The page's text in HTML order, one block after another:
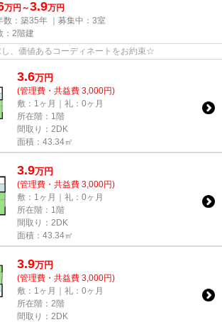
万円～3.9万円
数：築35年 ｜募集中： 3室
：2階建
、価値あるコーディネートをお約束☆
3.6万円
(管理費・共益費 3,000円)
敷：1ヶ月｜礼：0ヶ月
所在階：1階
間取り：2DK
面積：43.34㎡
3.9万円
(管理費・共益費 3,000円)
敷：1ヶ月｜礼：0ヶ月
所在階：1階
間取り：2DK
面積：43.34㎡
3.9万円
(管理費・共益費 3,000円)
敷：1ヶ月｜礼：0ヶ月
所在階：2階
間取り：2DK